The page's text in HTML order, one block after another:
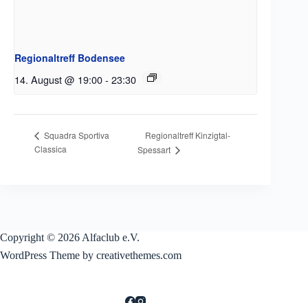
Regionaltreff Bodensee
14. August @ 19:00- 23:30
Squadra Sportiva
Classica
Regionaltreff Kinzigtal-
Spessart
Copyright © 2026 Alfaclub e.V.
WordPress Theme by creativethemes.com